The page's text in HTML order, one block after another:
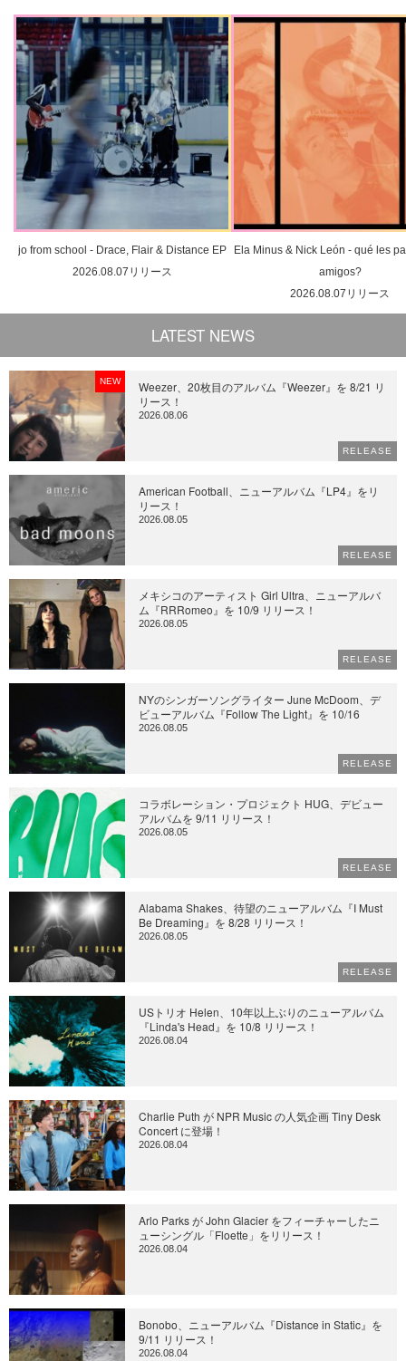
jo from school - Drace, Flair & Distance EP
2026.08.07リリース
Ela Minus & Nick León - qué les
amigos?
2026.08.07リリース
LATEST NEWS
NEW
Weezer、20枚目のアルバム『Weezer』を 8/21 リ
リース！
2026.08.06
RELEASE
American Football、ニューアルバム『LP4』をリ
リース！
2026.08.05
RELEASE
メキシコのアーティスト Girl Ultra、ニューアルバ
ム『RRRomeo』を 10/9 リリース！
2026.08.05
RELEASE
NYのシンガーソングライター June McDoom、デ
ビューアルバム『Follow The Light』を 10/16
2026.08.05
RELEASE
コラボレーション・プロジェクト HUG、デビュー
アルバムを 9/11 リリース！
2026.08.05
RELEASE
Alabama Shakes、待望のニューアルバム『I Must
Be Dreaming』を 8/28 リリース！
2026.08.05
RELEASE
USトリオ Helen、10年以上ぶりのニューアルバム
『Linda's Head』を 10/8 リリース！
2026.08.04
Charlie Puth が NPR Music の人気企画 Tiny Desk
Concert に登場！
2026.08.04
Arlo Parks が John Glacier をフィーチャーしたニ
ューシングル「Floette」をリリース！
2026.08.04
Bonobo、ニューアルバム『Distance in Static』を
9/11 リリース！
2026.08.04